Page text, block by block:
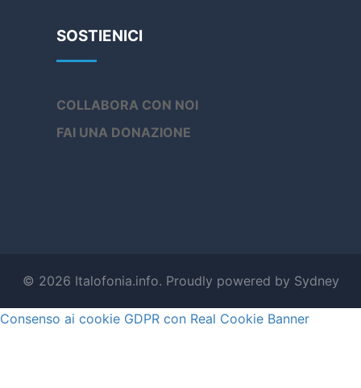
SOSTIENICI
COLLABORA CON NOI
FAI UNA DONAZIONE
© 2026 Italofonia.info. Proudly powered by Sydney
Consenso ai cookie GDPR con Real Cookie Banner